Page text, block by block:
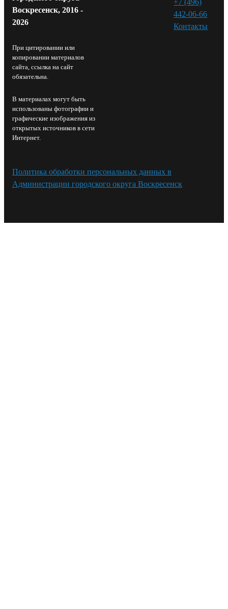
Воскресенск, 2016 -
2026
При цитировании или
копировании материалов
сайта, ссылка на сайт
обязательна.
В материалах могут быть
использованы фотографии и
графические изображения из
открытых источников в сети
Интернет.
442-06-66
Контакты⁠
Политика обработки персональных данных в
Администрации городского округа Воскресенск